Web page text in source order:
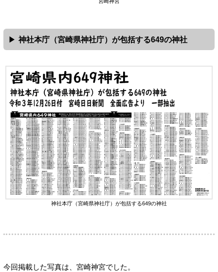
神社本庁（宮崎県神社庁）が包括する649の神社
神社本庁（宮崎県神社庁）が包括する649の神社
今回掲載した写真は、宮崎神宮でした。